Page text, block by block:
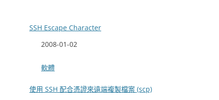
SSH Escape Character
日期
2008-01-02
關於
軟體
使用 SSH 配合憑證來遠端複製檔案 (scp)